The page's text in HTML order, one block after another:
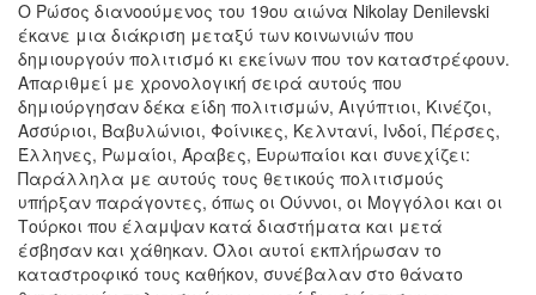
Ο Ρώσος διανοούμενος του 19ου αιώνα Nikolay Denilevski
έκανε μια διάκριση μεταξύ των κοινωνιών που
δημιουργούν πολιτισμό κι εκείνων που τον καταστρέφουν.
Απαριθμεί με χρονολογική σειρά αυτούς που
δημιούργησαν δέκα είδη πολιτισμών, Αιγύπτιοι, Κινέζοι,
Ασσύριοι, Βαβυλώνιοι, Φοίνικες, Κελντανί, Ινδοί, Πέρσες,
Έλληνες, Ρωμαίοι, Άραβες, Ευρωπαίοι και συνεχίζει:
Παράλληλα με αυτούς τους θετικούς πολιτισμούς
υπήρξαν παράγοντες, όπως οι Ούννοι, οι Μογγόλοι και οι
Τούρκοι που έλαμψαν κατά διαστήματα και μετά
έσβησαν και χάθηκαν. Όλοι αυτοί εκπλήρωσαν το
καταστροφικό τους καθήκον, συνέβαλαν στο θάνατο